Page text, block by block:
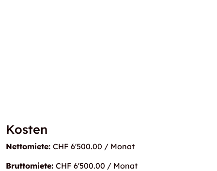
Kosten
Nettomiete: CHF 6'500.00 / Monat
Bruttomiete: CHF 6'500.00 / Monat